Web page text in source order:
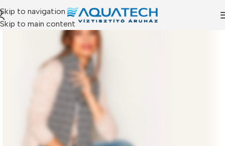
Skip to navigation
Skip to main content